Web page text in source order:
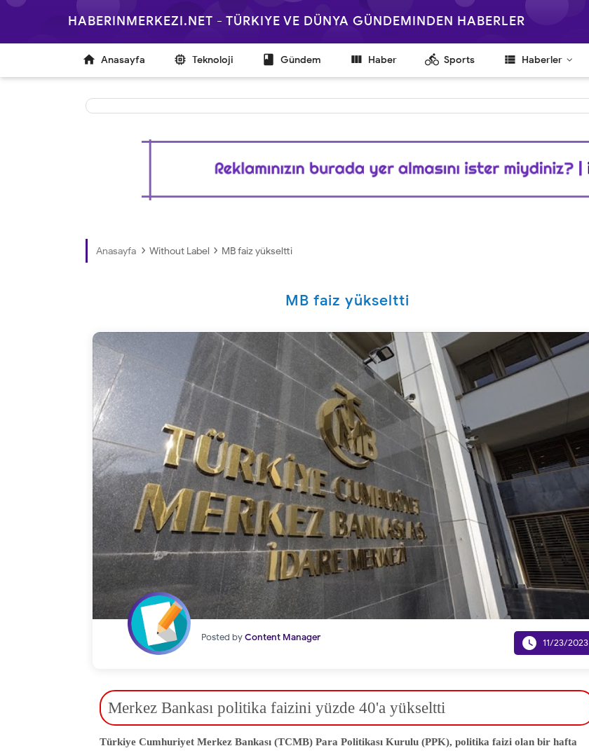
HABERINMERKEZI.NET - TÜRKIYE VE DÜNYA GÜNDEMINDEN HABERLER
 Anasayfa  Teknoloji  Gündem  Haber directions_bike Sports view_list Haberler
Anasayfa › Without Label › MB faiz yükseltti
MB faiz yükseltti
Posted byContent Manager  11/23/2023
Merkez Bankası politika faizini yüzde 40'a yükseltti
Türkiye Cumhuriyet Merkez Bankası (TCMB) Para Politikası Kurulu (PPK), politika faizi olan bir hafta